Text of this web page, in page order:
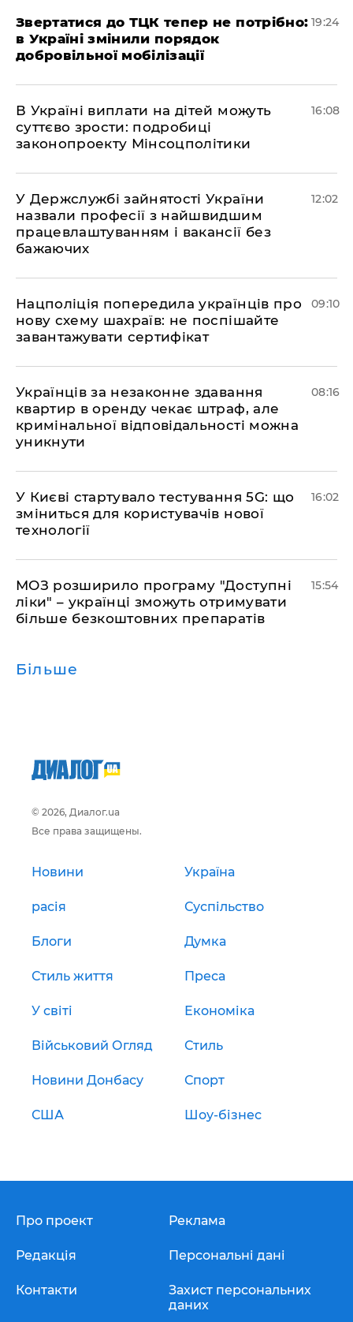
​Звертатися до ТЦК тепер не потрібно:
в Україні змінили порядок
добровільної мобілізації
19:24
В Україні виплати на дітей можуть
суттєво зрости: подробиці
законопроекту Мінсоцполітики
16:08
У Держслужбі зайнятості України
назвали професії з найшвидшим
працевлаштуванням і вакансії без
бажаючих
12:02
Нацполіція попередила українців про
нову схему шахраїв: не поспішайте
завантажувати сертифікат
09:10
Українців за незаконне здавання
квартир в оренду чекає штраф, але
кримінальної відповідальності можна
уникнути
08:16
У Києві стартувало тестування 5G: що
зміниться для користувачів нової
технології
16:02
МОЗ розширило програму "Доступні
ліки" – українці зможуть отримувати
більше безкоштовних препаратів
15:54
Більше
© 2026, Диалог.ua
Все права защищены.
Новини Україна
расія Суспільство
Блоги Думка
Стиль життя Преса
У світі Економіка
Військовий Огляд Стиль
Новини Донбасу Спорт
США Шоу-бізнес
Про проект
Редакція
Контакти
Реклама
Персональні дані
Захист персональних
даних